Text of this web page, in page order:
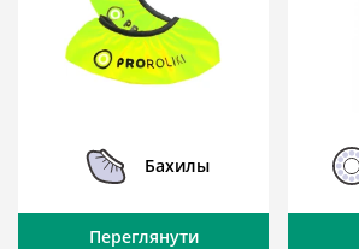
Бахилы
Переглянути